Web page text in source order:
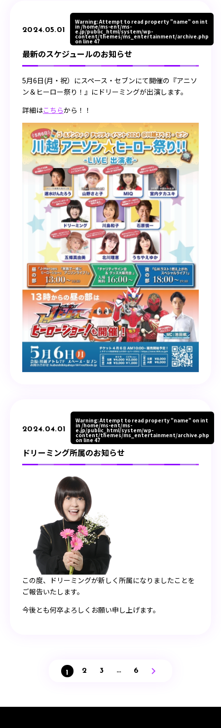
2024.05.01
Warning: Attempt to read property "name" on int
in /home/ms-ent/ms-
e.jp/public_html/system/wp-
content/themes/ms_entertainment/archive.php
on line 47
最新のスケジュールのお知らせ
5月6日(月・祝）にスペース・セブンにて開催の『アニソ
ン＆ヒーロー祭り！』にドリーミングが出演します。
詳細はこちらから！！
2024.04.01
Warning: Attempt to read property "name" on int
in/home/ms-ent/ms-
e.jp/public_html/system/wp-
content/themes/ms_entertainment/archive.php
on line 47
ドリーミング所属のお知らせ
この度、ドリーミングが新しく所属になりましたことを
ご報告いたします。
今後とも何卒よろしくお願い申し上げます。
1 2 3 … 6